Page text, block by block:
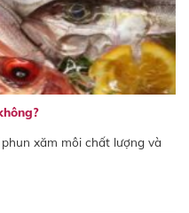
xăm môi chất lượng và